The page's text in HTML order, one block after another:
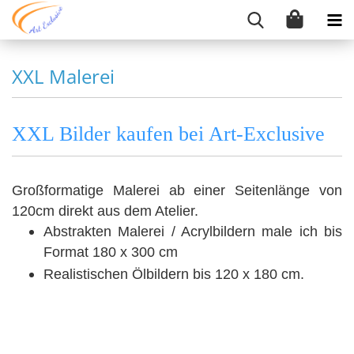
XXL Malerei
XXL Bilder kaufen bei Art-Exclusive
Großformatige Malerei ab einer Seitenlänge von
120cm direkt aus dem Atelier.
Abstrakten Malerei / Acrylbildern male ich bis
Format 180 x 300 cm
Realistischen Ölbildern bis 120 x 180 cm.